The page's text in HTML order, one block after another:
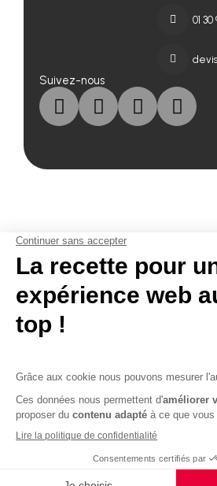
01 30
Suivez-nous
A propos de nous
Fabricant de PLV en carton et fabricant de
dans les Yvelines en Ile-de-France. A peine à
Bikom peut fabriquer et livrer dans l'urgence.
de produits et services, de la création
16 ans, Bikom accompagne les entreprises
Politique de confidentialité
Plan du site
© 2026 - Logiciel e-commerce par PrestaShop™